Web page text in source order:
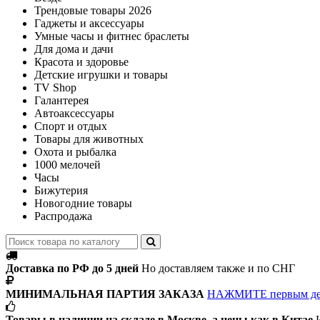
Трендовые товары 2026
Гаджеты и аксессуары
Умные часы и фитнес браслеты
Для дома и дачи
Красота и здоровье
Детские игрушки и товары
TV Shop
Галантерея
Автоаксессуары
Спорт и отдых
Товары для животных
Охота и рыбалка
1000 мелочей
Часы
Бижутерия
Новогодние товары
Распродажа
Доставка по РФ до 5 дней Но доставляем также и по СНГ
МИНИМАЛЬНАЯ ПАРТИЯ ЗАКАЗА НАЖМИТЕ первым